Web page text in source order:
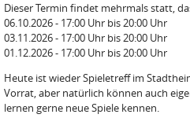
Dieser Termin findet mehrmals statt,
06.10.2026 - 17:00 Uhr bis20:00 Uhr
03.11.2026 - 17:00 Uhr bis20:00 Uhr
01.12.2026 - 17:00 Uhr bis20:00 Uhr
Heute ist wieder Spieletreff im
Vorrat, aber natürlich können auch
lernen gerne neue Spiele kennen.